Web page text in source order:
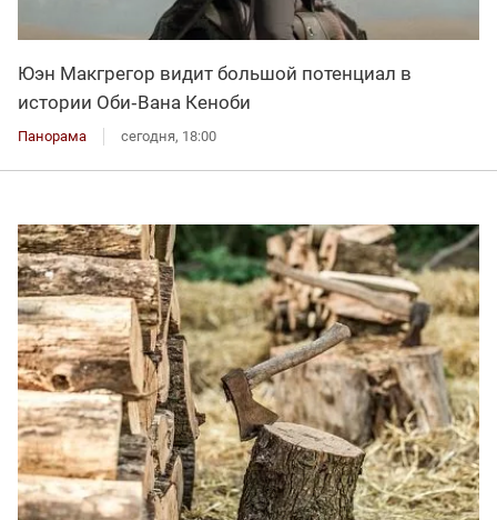
Юэн Макгрегор видит большой потенциал в
истории Оби‑Вана Кеноби
Панорама сегодня, 18:00